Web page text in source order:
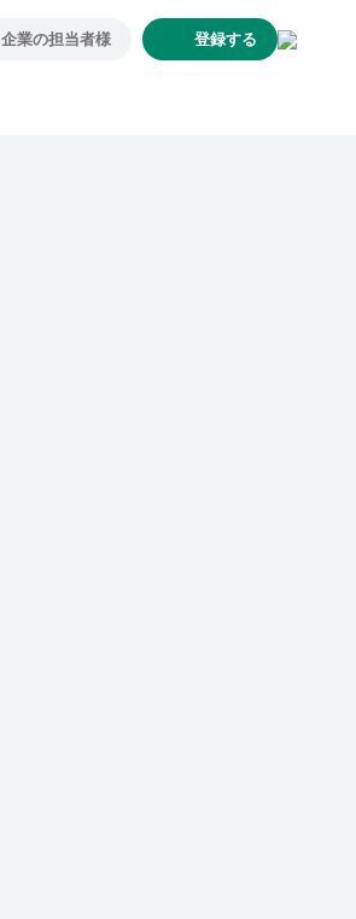
企業の担当者様 登録する
企業の担当者様 登録する